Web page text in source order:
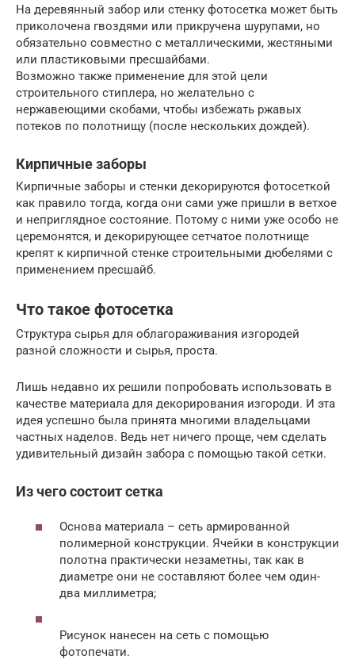
На деревянный забор или стенку фотосетка может быть
приколочена гвоздями или прикручена шурупами, но
обязательно совместно с металлическими, жестяными
или пластиковыми пресшайбами.
Возможно также применение для этой цели
строительного стиплера, но желательно с
нержавеющими скобами, чтобы избежать ржавых
потеков по полотнищу (после нескольких дождей).
Кирпичные заборы
Кирпичные заборы и стенки декорируются фотосеткой
как правило тогда, когда они сами уже пришли в ветхое
и неприглядное состояние. Потому с ними уже особо не
церемонятся, и декорирующее сетчатое полотнище
крепят к кирпичной стенке строительными дюбелями с
применением пресшайб.
Что такое фотосетка
Структура сырья для облагораживания изгородей
разной сложности и сырья, проста.
Лишь недавно их решили попробовать использовать в
качестве материала для декорирования изгороди. И эта
идея успешно была принята многими владельцами
частных наделов. Ведь нет ничего проще, чем сделать
удивительный дизайн забора с помощью такой сетки.
Из чего состоит сетка
Основа материала – сеть армированной
полимерной конструкции. Ячейки в конструкции
полотна практически незаметны, так как в
диаметре они не составляют более чем один-
два миллиметра;
Рисунок нанесен на сеть с помощью
фотопечати.